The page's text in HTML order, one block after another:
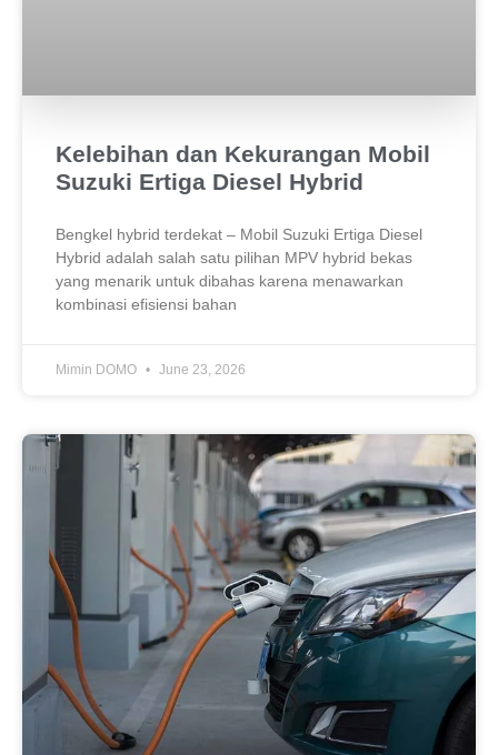
Kelebihan dan Kekurangan Mobil
Suzuki Ertiga Diesel Hybrid
Bengkel hybrid terdekat – Mobil Suzuki Ertiga Diesel
Hybrid adalah salah satu pilihan MPV hybrid bekas
yang menarik untuk dibahas karena menawarkan
kombinasi efisiensi bahan
Mimin DOMO June 23, 2026